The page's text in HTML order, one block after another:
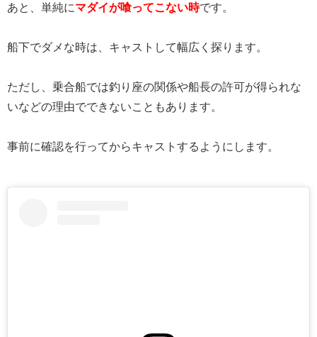
あと、単純にマダイが喰ってこない時です。
船下でダメな時は、キャストして幅広く探ります。
ただし、乗合船では釣り座の関係や船長の許可が得られな
いなどの理由でできないこともあります。
事前に確認を行ってからキャストするようにします。